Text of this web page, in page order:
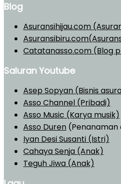
Blog
Asuransihijau.com
Catatanasso.com (Blog
Saluran Youtube
Asep Sopyan (Bisnis
Asso Channel (Pribadi)
Asso Music (Karya musik)
Asso Duren (Penanaman
Iyan Desi Susanti (Istri)
Cahaya Senja (Anak)
Teguh Jiwa (Anak)